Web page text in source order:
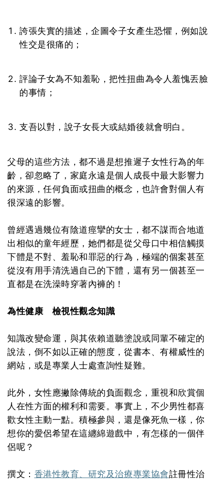
誇張失實的描述，企圖令子女產生恐懼，例如說
性交是很痛的；
評論子女為不知羞恥，把性扭曲為令人羞愧丟臉
的事情；
支吾以對，說子女長大或結婚後就會明白。
父母的這些方法，都不過是想推遲子女性行為的年
齡，卻忽略了，家庭永遠是個人成長中最大影響力
的來源，任何負面或扭曲的概念，也許會對個人有
很深遠的影響。
曾經遇過幾位有陰道痙攣的女士，都不謀而合地道
出相似的童年經歷，她們都是從父母口中相信觸摸
下體是不對、羞恥和罪惡的行為，極端的個案甚至
從沒有用手清洗過自己的下體，還有另一個甚至一
直都是在洗澡時穿著內褲的！
為性健康 檢視性觀念知識
知識改變命運，與其依賴道聽塗說或同輩不確定的
說法，倒不如以正確的態度，從書本、有權威性的
網站，或是專業人士處查詢性疑難。
此外，女性應撇除傳統的負面觀念，重視和欣賞個
人在性方面的權利和需要。事實上，不少男性都喜
歡女性主動一點。積極參與，還是像死魚一樣，你
想你的愛侶希望在這纏綿遊戲中，有怎樣的一個伴
侶呢？
撰文： 香港性教育、研究及治療專業協會註冊性治